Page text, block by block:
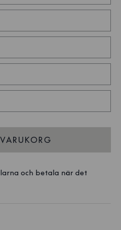
och betala när det